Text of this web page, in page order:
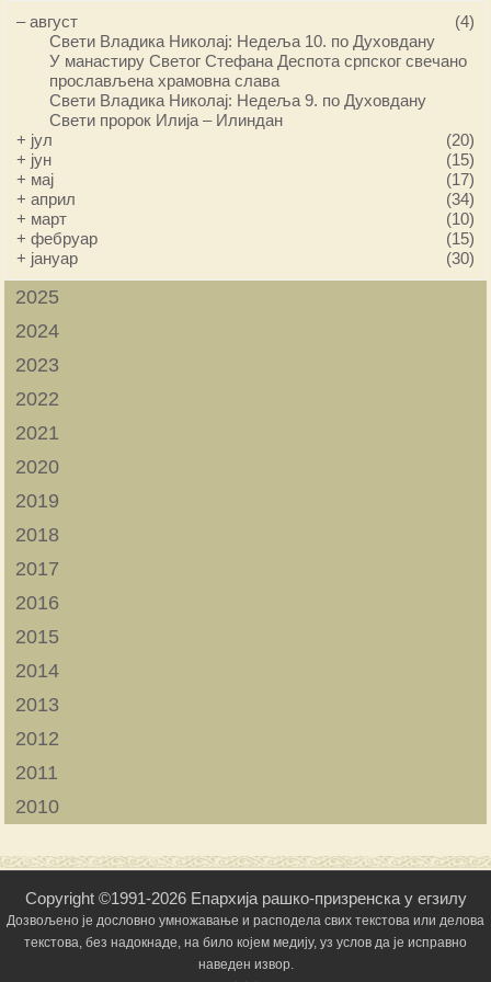
–август
(4)
Свети Владика Николај: Недеља 10. по Духовдану
У манастиру Светог Стефана Деспота српског свечано
прослављена храмовна слава
Свети Владика Николај: Недеља 9. по Духовдану
Свети пророк Илија – Илиндан
+ јул
(20)
+ јун
(15)
+ мај
(17)
+април
(34)
+ март
(10)
+фебруар
(15)
+ јануар (30)
2025
2024
2023
2022
2021
2020
2019
2018
2017
2016
2015
2014
2013
2012
2011
2010
Copyright ©1991-2026 Епархија рашко-призренска у егзилу
Дозвољено је дословно умножавање и расподела свих текстова или делова
текстова, без надокнаде, на било којем медију, уз услов да је исправно
наведен извор.